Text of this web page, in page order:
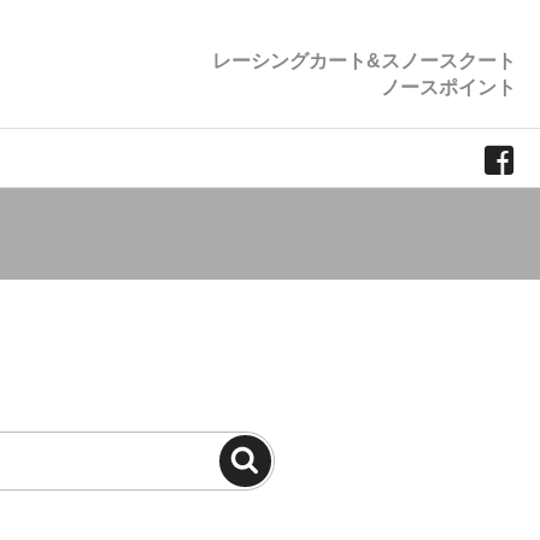
レーシングカート&スノースクート
ノースポイント
検
索